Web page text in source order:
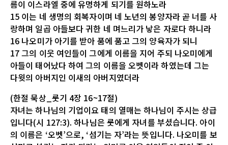
름이 이스라엘 중에 유명하게 되기를 원하노라
15 이는 네 생명의 회복자이며 네 노년의 봉양자라 곧 너를 사
랑하며 일곱 아들보다 귀한 네 며느리가 낳은 자로다 하니라
16 나오미가 아기를 받아 품에 품고 그의 양육자가 되니
17 그의 이웃 여인들이 그에게 이름을 지어 주되 나오미에게
아들이 태어났다 하여 그의 이름을 오벳이라 하였는데 그는
다윗의 아버지인 이새의 아버지였더라
(한절 묵상_룻기 4장 16~17절)
자녀는 하나님의 기업이요 태의 열매는 하나님이 주시는 상급
입니다(시 127:3). 하나님은 룻에게 자녀를 부셨습니다. 아이
의 이름은 ‘오벳’으로, ‘섬기는 자’라는 뜻입니다. 나오미를 보